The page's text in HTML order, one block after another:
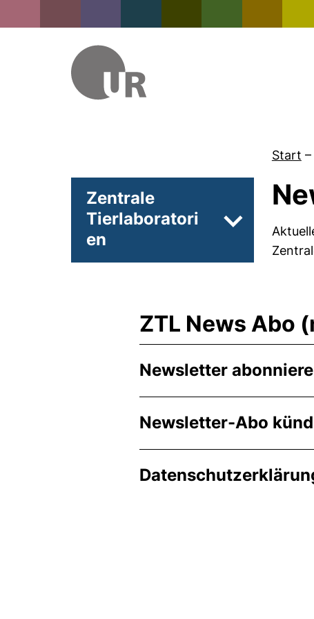
Start –
Zentrale
Tierlaboratori
en
Unterseiten
ZTL News Abo
Newsletter
Newsletter-Abo